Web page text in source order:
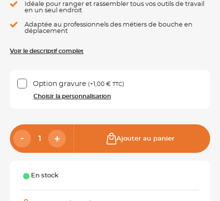
Idéale pour ranger et rassembler tous vos outils de travail
en un seul endroit
Adaptée au professionnels des métiers de bouche en
déplacement
Voir le descriptif complet
Option gravure (+1,00 € TTC)
Choisir la personnalisation
Ajouter au panier
En stock